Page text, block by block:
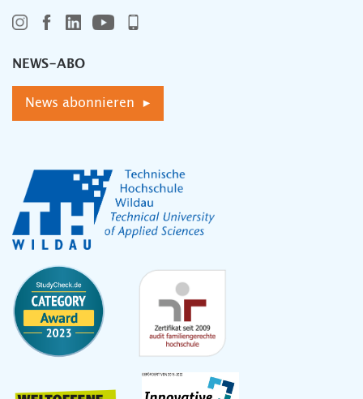
NEWS-ABO
News abonnieren ▸